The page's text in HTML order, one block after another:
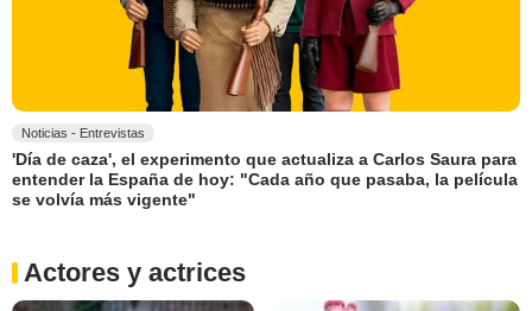
Noticias - Entrevistas
'Día de caza', el experimento que actualiza a Carlos Saura para
entender la España de hoy: "Cada año que pasaba, la película
se volvía más vigente"
Actores y actrices